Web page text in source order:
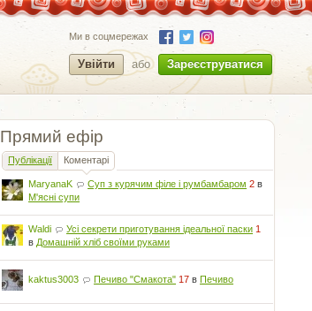
Ми в соцмережах
Увійти або Зареєструватися
Прямий ефір
Публікації Коментарі
MaryanaK Суп з курячим філе і румбамбаром 2 в
М'ясні супи
Waldi Усі секрети приготування ідеальної паски 1
в Домашній хліб своїми руками
kaktus3003 Печиво "Смакота" 17 вПечиво